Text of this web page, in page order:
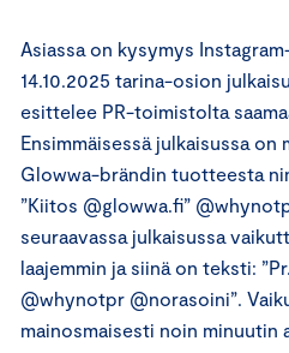
Asiassa on kysymys
14.10.2025 tarina-osion
esittelee PR-toimistolta
Ensimmäisessä julkaisussa on
Glowwa-brändin tuotteesta
”Kiitos @glowwa.fi”
seuraavassa julkaisussa
laajemmin ja siinä on teksti:
@whynotpr @norasoini”.
mainosmaisesti noin minuutin